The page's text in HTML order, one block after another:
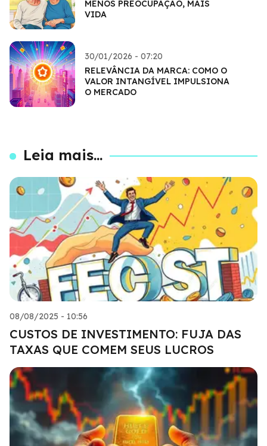
MENOS PREOCUPAÇÃO, MAIS
VIDA
30/01/2026 - 07:20
RELEVÂNCIA DA MARCA: COMO O
VALOR INTANGÍVEL IMPULSIONA
O MERCADO
Leia mais...
08/08/2025 - 10:56
CUSTOS DE INVESTIMENTO: FUJA DAS
TAXAS QUE COMEM SEUS LUCROS